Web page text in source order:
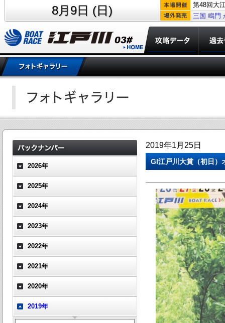
8月9日 (日)
第48回大
三国 鳴門
2026年
2025年
2024年
2023年
2022年
2021年
2020年
2019年
2019年1月25日
GI江戸川大賞（初日）